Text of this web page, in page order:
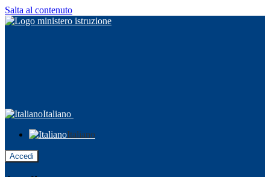
Salta al contenuto
Italiano
Italiano
Accedi